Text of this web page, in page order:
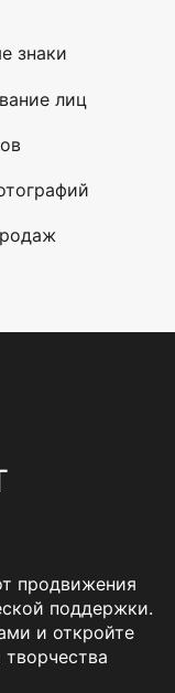
знаки
лиц
продвижения
поддержки.
и откройте